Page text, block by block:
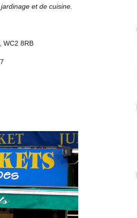
et de cuisine.
WC2 8RB